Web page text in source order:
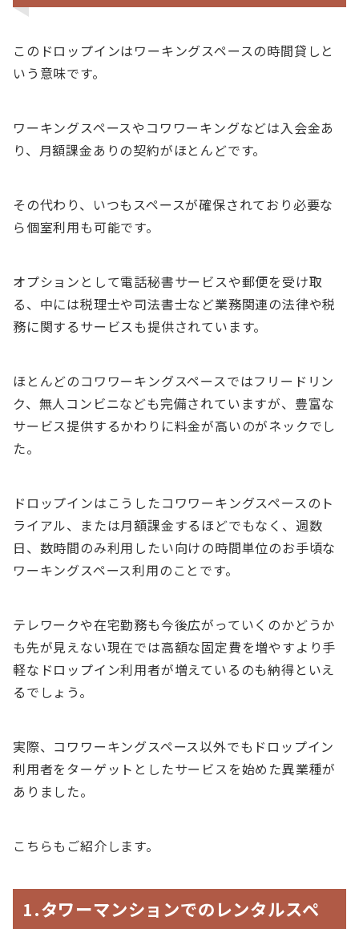
このドロップインはワーキングスペースの時間貸しと
いう意味です。
ワーキングスペースやコワワーキングなどは入会金あ
り、月額課金ありの契約がほとんどです。
その代わり、いつもスペースが確保されており必要な
ら個室利用も可能です。
オプションとして電話秘書サービスや郵便を受け取
る、中には税理士や司法書士など業務関連の法律や税
務に関するサービスも提供されています。
ほとんどのコワワーキングスペースではフリードリン
ク、無人コンビニなども完備されていますが、豊富な
サービス提供するかわりに料金が高いのがネックでし
た。
ドロップインはこうしたコワワーキングスペースのト
ライアル、または月額課金するほどでもなく、週数
日、数時間のみ利用したい向けの時間単位のお手頃な
ワーキングスペース利用のことです。
テレワークや在宅勤務も今後広がっていくのかどうか
も先が見えない現在では高額な固定費を増やすより手
軽なドロップイン利用者が増えているのも納得といえ
るでしょう。
実際、コワワーキングスペース以外でもドロップイン
利用者をターゲットとしたサービスを始めた異業種が
ありました。
こちらもご紹介します。
1.タワーマンションでのレンタルスペ